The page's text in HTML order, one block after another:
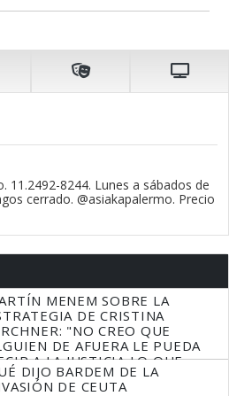
11.2492-8244. Lunes a sábados de
cerrado. @asiakapalermo. Precio
MENEM SOBRE LA
DE CRISTINA
"NO CREO QUE
DE AFUERA LE PUEDA
A LA JUSTICIA LO QUE
QUE HACER"
DIJO BARDEM DE LA
DE CEUTA